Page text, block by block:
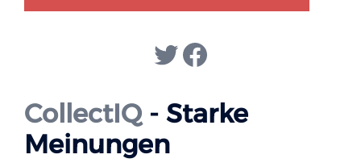
Twitter
Facebook
CollectIQ- Starke
Meinungen